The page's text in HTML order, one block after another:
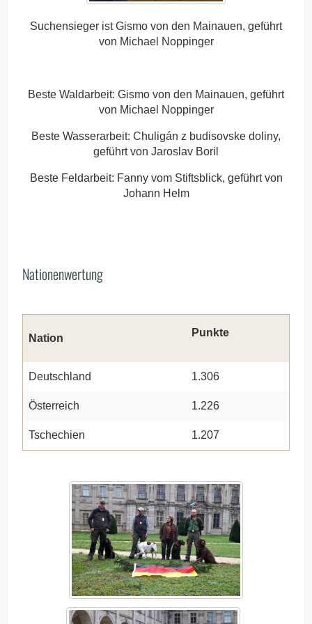
Suchensieger ist Gismo von den Mainauen, geführt
von Michael Noppinger
Beste Waldarbeit: Gismo von den Mainauen, geführt
von Michael Noppinger
Beste Wasserarbeit: Chuligán z budisovske doliny,
geführt von Jaroslav Boril
Beste Feldarbeit: Fanny vom Stiftsblick, geführt von
Johann Helm
Nationenwertung
Nation Punkte
Deutschland 1.306
Österreich 1.226
Tschechien 1.207